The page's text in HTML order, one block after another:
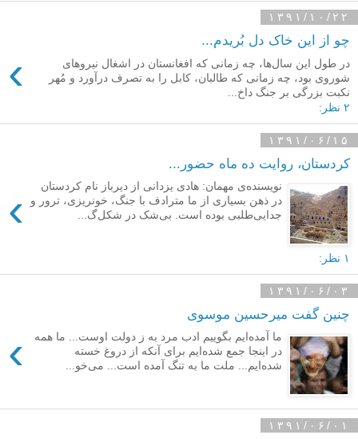
۱۳۹۱/۱۰/۲۲
چو از این خاک دل بُریدم...
›
در طول این سال‌ها، چه زمانی که افغانستان در اشغال نیروهای
شوروی بود، چه زمانی که طالبان، کابل را به تصرف درآورد و مُهر
نکبت بزرگی بر جنگ داخ...
۲ نظر:
۱۳۹۱/۰۶/۱۵
کردستان، روایت ده ماه حضور...
›
نویسنده‌ی مهمان: هادی یزدانی از دیرباز نام کردستان
در ذهن بسیاری از ما مترادف با جنگ، خونریزی، ترور و
جدایی‌طلبی بوده است. بی‌شک در شکل‌گ...
۱ نظر:
۱۳۹۱/۰۶/۰۳
چنین گفت میرحسین موسوی
›
ما آمده‌ایم بگوییم ادب مرد به ز دولت اوست... ما همه
در اینجا جمع شده‌ایم برای آنکه از دروغ خسته
شده‌ایم... ملت ما به تنگ آمده است... می‌خو...
۱۳۹۱/۰۶/۰۱